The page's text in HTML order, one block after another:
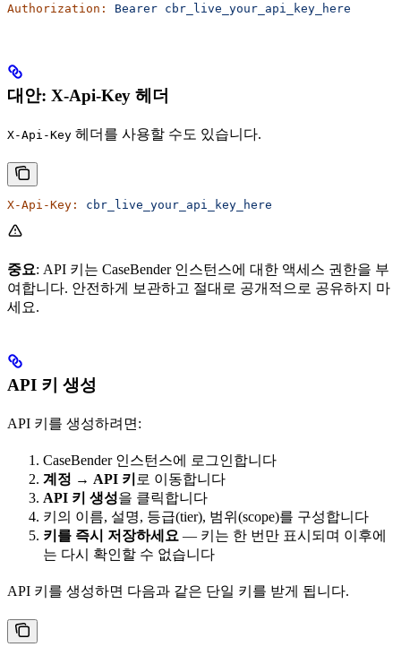
Authorization: Bearer cbr_live_your_api_key_here
대안: X-Api-Key 헤더
X-Api-Key 헤더를 사용할 수도 있습니다.
X-Api-Key: cbr_live_your_api_key_here
중요: API 키는 CaseBender 인스턴스에 대한 액세스 권한을 부
여합니다. 안전하게 보관하고 절대로 공개적으로 공유하지 마
세요.
API 키 생성
API 키를 생성하려면:
CaseBender 인스턴스에 로그인합니다
계정 → API 키 로 이동합니다
API 키 생성을 클릭합니다
키의 이름, 설명, 등급(tier), 범위(scope)를 구성합니다
키를 즉시 저장하세요 — 키는 한 번만 표시되며 이후에
는 다시 확인할 수 없습니다
API 키를 생성하면 다음과 같은 단일 키를 받게 됩니다.